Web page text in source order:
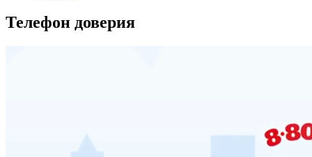
Телефон доверия